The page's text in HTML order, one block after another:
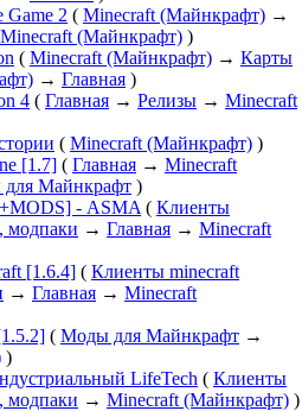
Game 2 ( Minecraft (Майнкрафт) →
(Майнкрафт) )
( Minecraft (Майнкрафт) → Карты
→ Главная )
4 ( Главная → Релизы → Minecraft
( Minecraft (Майнкрафт) )
[1.7] ( Главная → Minecraft
Майнкрафт )
- ASMA ( Клиенты
модпаки → Главная → Minecraft
[1.6.4] ( Клиенты minecraft
→ Главная → Minecraft
( Моды для Майнкрафт →
)
LifeTech ( Клиенты
модпаки → Minecraft (Майнкрафт) )